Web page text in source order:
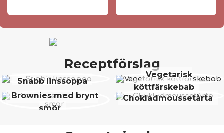
Receptförslag
Snabb linssoppa
Vegetarisk
köttfärskebab
Brownies med brynt
smör
Chokladmoussetårta